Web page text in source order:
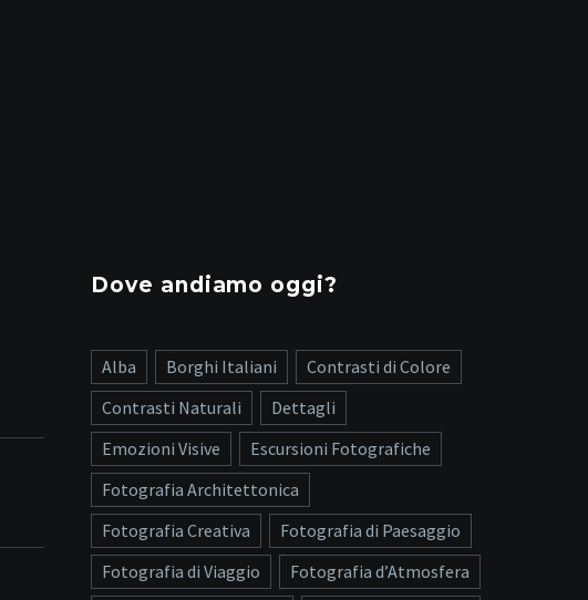
Dove andiamo oggi?
Alba Borghi Italiani
Contrasti di Colore
Contrasti Naturali
Dettagli
Emozioni Visive
Escursioni Fotografiche
Fotografia Architettonica
Fotografia Creativa
Fotografia di Paesaggio
Fotografia di Viaggio
Fotografia d’Atmosfera